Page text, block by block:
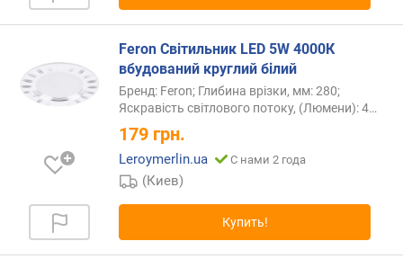
Feron Світильник LED 5W 4000К
вбудований круглий білий
Бренд: Feron; Глибина врізки, мм: 280;
Яскравість світлового потоку, (Люмени):4…
179 грн.
Leroymerlin.ua С нами 2 года
(Киев)
Купить!